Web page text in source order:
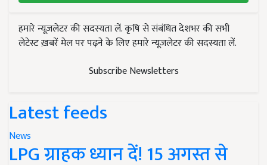
हमारे न्यूज़लेटर की सदस्यता लें. कृषि से संबंधित देशभर की सभी
लेटेस्ट ख़बरें मेल पर पढ़ने के लिए हमारे न्यूज़लेटर की सदस्यता लें.
Subscribe Newsletters
Latest feeds
News
LPG ग्राहक ध्यान दें! 15 अगस्त से